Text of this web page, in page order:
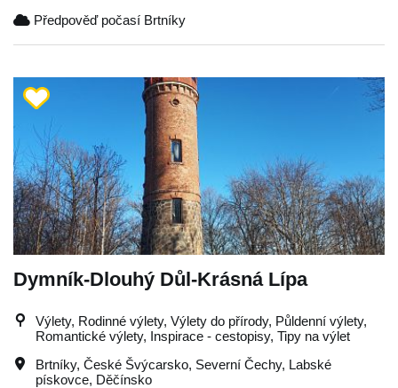
Předpověď počasí Brtníky
Dymník-Dlouhý Důl-Krásná Lípa
Výlety, Rodinné výlety, Výlety do přírody, Půldenní výlety,
Romantické výlety, Inspirace - cestopisy, Tipy na výlet
Brtníky, České Švýcarsko, Severní Čechy, Labské
pískovce, Děčínsko